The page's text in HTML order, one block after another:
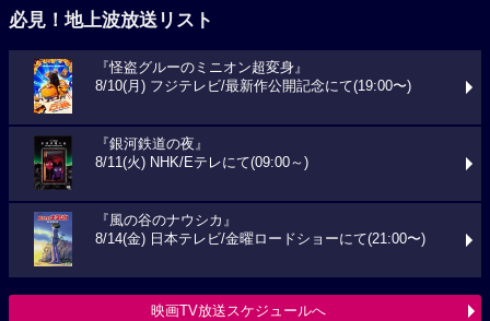
必見！地上波放送リスト
『怪盗グルーのミニオン超変身』
8/10(月) フジテレビ/最新作公開記念にて(19:00〜)
『銀河鉄道の夜』
8/11(火) NHK/Eテレにて(09:00～)
『風の谷のナウシカ』
8/14(金) 日本テレビ/金曜ロードショーにて(21:00〜)
映画TV放送スケジュールへ